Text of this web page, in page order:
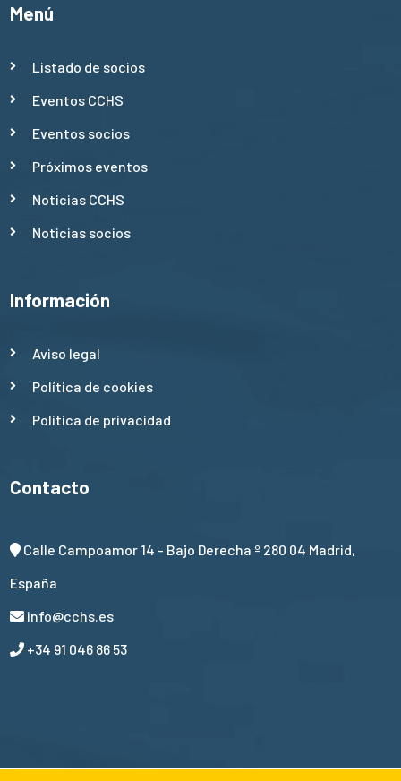
Menú
Listado de socios
Eventos CCHS
Eventos socios
Próximos eventos
Noticias CCHS
Noticias socios
Información
Aviso legal
Política de cookies
Política de privacidad
Contacto
Calle Campoamor 14 - Bajo Derecha º 280 04 Madrid,
España
info@cchs.es
+34 91 046 86 53